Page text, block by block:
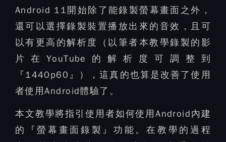
Android 11開始除了能錄製螢幕畫面之外，
還可以選擇錄製裝置播放出來的音效，且可
以有更高的解析度（以筆者本教學錄製的影
片在YouTube的解析度可調整到
『1440p60』），這真的也算是改善了使用
者使用Android體驗了。
本文教學將指引使用者如何使用Android內建
的『螢幕畫面錄製』功能。在教學的過程